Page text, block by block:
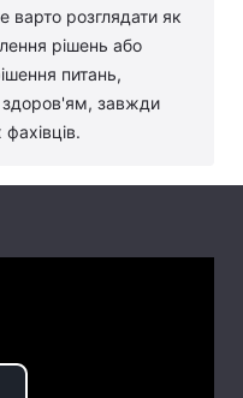
варто розглядати як
рішень або
питань,
здоров'ям, завжди